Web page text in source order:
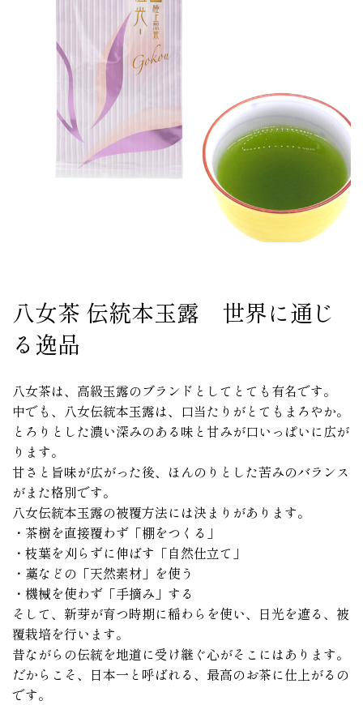
八女茶 伝統本玉露 世界に通じ
る逸品
八女茶は、高級玉露のブランドとしてとても有名です。
中でも、八女伝統本玉露は、口当たりがとてもまろやか。
とろりとした濃い深みのある味と甘みが口いっぱいに広が
ります。
甘さと旨味が広がった後、ほんのりとした苦みのバランス
がまた格別です。
八女伝統本玉露の被覆方法には決まりがあります。
・茶樹を直接覆わず「棚をつくる」
・枝葉を刈らずに伸ばす「自然仕立て」
・藁などの「天然素材」を使う
・機械を使わず「手摘み」する
そして、新芽が育つ時期に稲わらを使い、日光を遮る、被
覆栽培を行います。
昔ながらの伝統を地道に受け継ぐ心がそこにはあります。
だからこそ、日本一と呼ばれる、最高のお茶に仕上がるの
です。